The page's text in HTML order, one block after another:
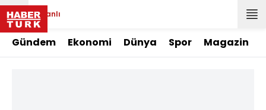
Canlı
Gündem Ekonomi Dünya Spor Magazin